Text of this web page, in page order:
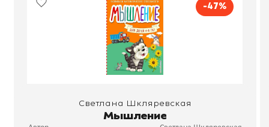
-47%
Светлана Шкляревская
Мышление